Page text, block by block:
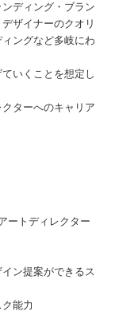
ディング・ブラン
ザイナーのクオリ
ングなど多岐にわ
いくことを想定し
ターへのキャリア
ートディレクター
ン提案ができるス
能力